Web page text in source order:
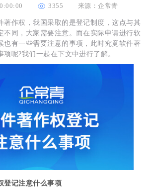
3355 来源：企常青
作权，我国采取的是登记制度，这点与其
不同，大家需要注意。而在实际申请进行软
也有一些需要注意的事项，此时究竟软件著
呢?我们一起在下文中进行了解。
记注意什么事项